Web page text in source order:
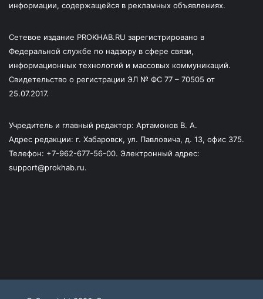
информации, содержащейся в рекламных объявлениях.
Сетевое издание PROKHAB.RU зарегистрировано в
Федеральной службе по надзору в сфере связи,
информационных технологий и массовых коммуникаций.
Свидетельство о регистрации ЭЛ № ФС 77 – 70505 от
25.07.2017.
Учредитель и главный редактор: Артамонов В. А.
Адрес редакции: г. Хабаровск, ул. Павловича, д. 13, офис 375.
Телефон: +7-962-677-56-00. Электронный адрес:
support@prokhab.ru.